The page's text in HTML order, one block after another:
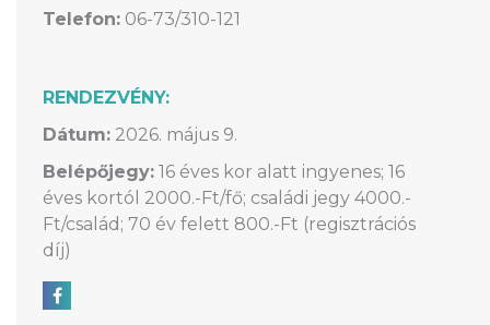
Telefon: 06-73/310-121
RENDEZVÉNY:
Dátum: 2026. május 9.
Belépőjegy: 16 éves kor alatt ingyenes; 16
éves kortól 2000.-Ft/fő; családi jegy 4000.-
Ft/család; 70 év felett 800.-Ft (regisztrációs
díj)
Megosztás Facebookon